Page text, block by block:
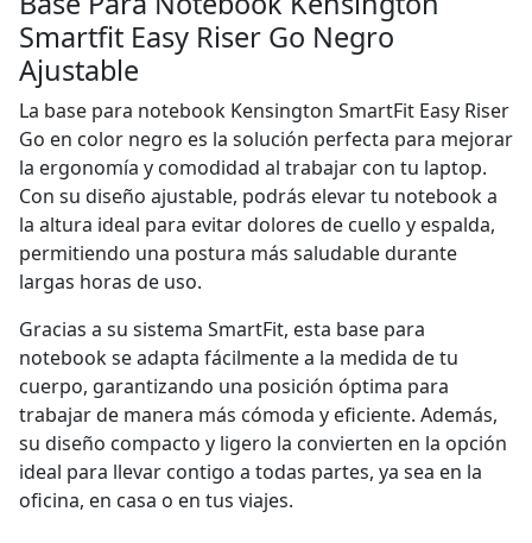
Smartfit Easy Riser Go Negro
Ajustable
La base para notebook Kensington SmartFit Easy Riser
Go en color negro es la solución perfecta para mejorar
la ergonomía y comodidad al trabajar con tu laptop.
Con su diseño ajustable, podrás elevar tu notebook a
la altura ideal para evitar dolores de cuello y espalda,
permitiendo una postura más saludable durante
largas horas de uso.
Gracias a su sistema SmartFit, esta base para
notebook se adapta fácilmente a la medida de tu
cuerpo, garantizando una posición óptima para
trabajar de manera más cómoda y eficiente. Además,
su diseño compacto y ligero la convierten en la opción
ideal para llevar contigo a todas partes, ya sea en la
oficina, en casa o en tus viajes.